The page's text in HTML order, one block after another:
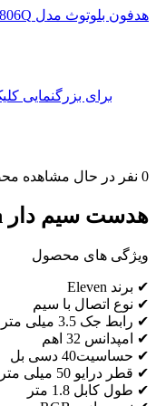
هدفون بلوتوث مدل AH-806Q ماریو
برای بزرگنمایی
0 نفر در حال مشاهده
هدست سیم دار Eleven ایلون گیمینگ مدل GH41
ویژگی های محصول
✔ برند Eleven
✔ نوع اتصال با سیم
✔ رابط جک 3.5 میلی متری صدا و USB
✔ امپدانس 32 اهم
✔ حساسیت40 دسی بل
✔ قطر درایو 50 میلی متر
✔ طول کابل 1.8 متر